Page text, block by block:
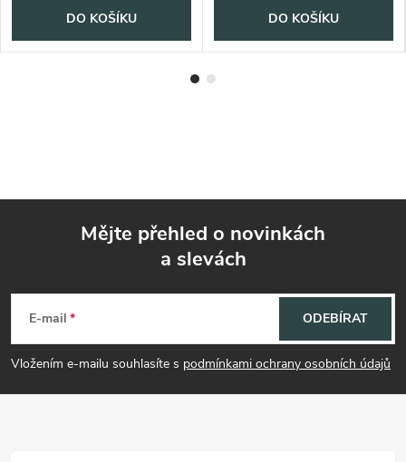
DO KOŠÍKU DO KOŠÍKU
p
a
Mějte přehled o novinkách
a slevách
E-mail
Vložením e-mailu souhlasíte s podmínkami ochrany osobních údajů
ODEBÍRAT